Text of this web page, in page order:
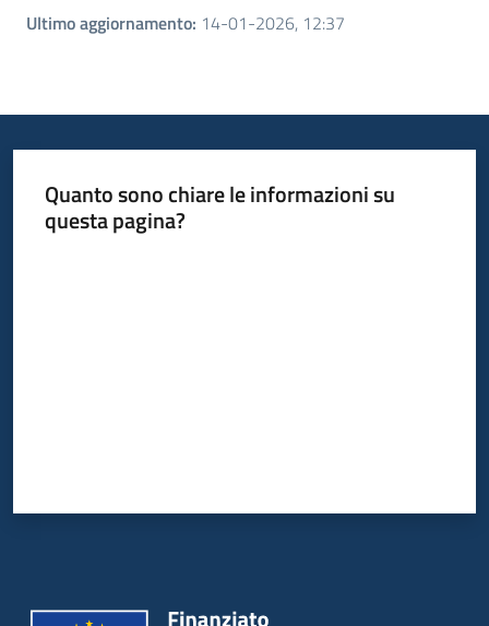
Ultimo aggiornamento: 14-01-2026, 12:37
Quanto sono chiare le informazioni su
questa pagina?